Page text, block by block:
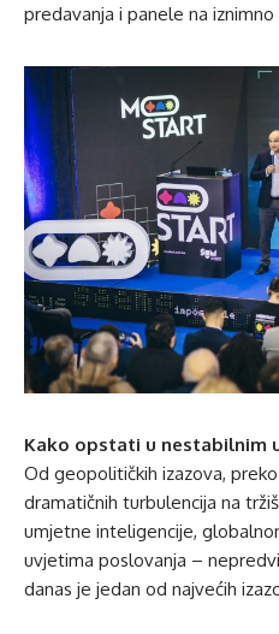
predavanja i panele na
Kako opstati u nestabilnim
Od geopolitičkih izazova,
dramatičnih turbulencija na
umjetne inteligencije,
uvjetima poslovanja –
danas je jedan od najvećih